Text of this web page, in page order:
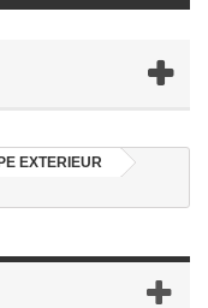
EXTERIEUR